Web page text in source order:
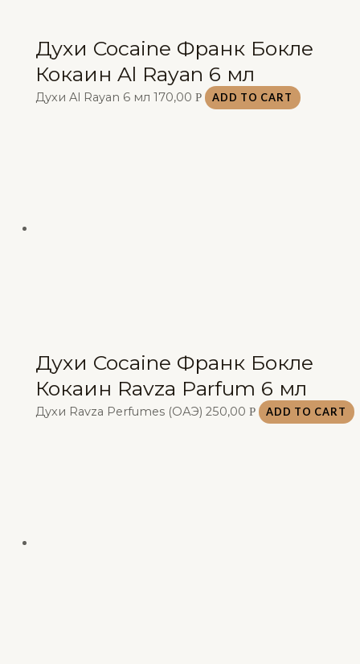
Духи Cocaine Франк Бокле
Кокаин Al Rayan 6 мл
Духи Al Rayan 6 мл 170,00 Р ADD TO CART
Духи Cocaine Франк Бокле
Кокаин Ravza Parfum 6 мл
Духи Ravza Perfumes (ОАЭ) 250,00 Р ADD TO CART